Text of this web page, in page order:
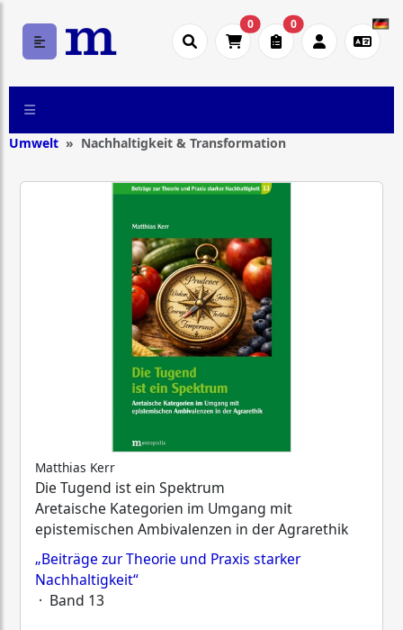
0 0
Umwelt Nachhaltigkeit & Transformation
Matthias Kerr
Die Tugend ist ein Spektrum
Aretaische Kategorien im Umgang mit
epistemischen Ambivalenzen in der Agrarethik
„Beiträge zur Theorie und Praxis starker
Nachhaltigkeit“
· Band 13